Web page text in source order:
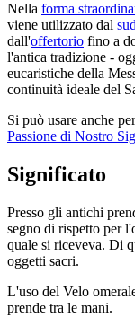
Nella forma
viene utilizzato dal
dall'offertorio fino a
l'antica tradizione -
eucaristiche della
continuità ideale del
Si può usare anche
Passione di Nostro
Significato
Presso gli antichi
segno di rispetto per
quale si riceveva. Di
oggetti sacri.
L'uso del Velo
prende tra le mani.